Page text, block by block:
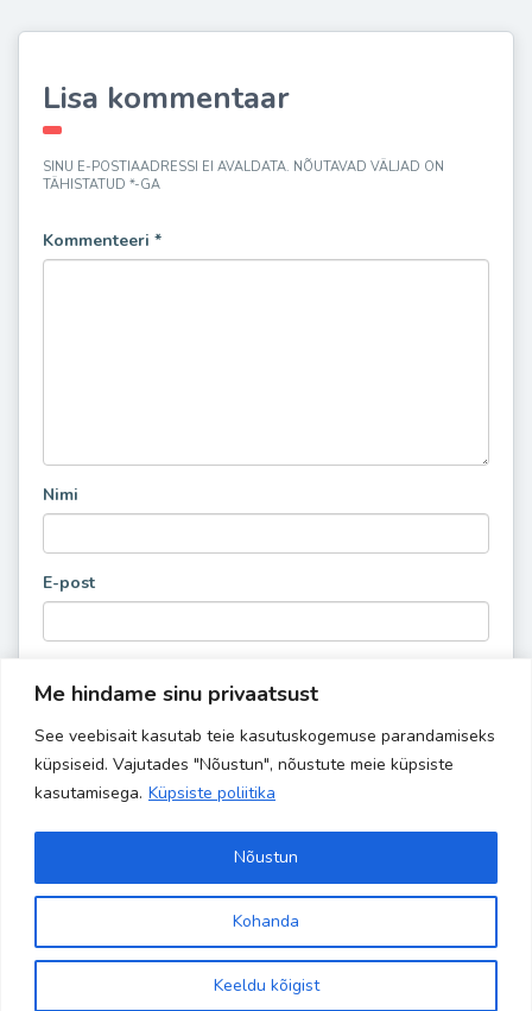
Me hindame sinu privaatsust
See veebisait kasutab teie kasutuskogemuse parandamiseks
küpsiseid. Vajutades "Nõustun", nõustute meie küpsiste
kasutamisega. Küpsiste poliitika
Kohanda
Keeldu kõigist
Nõustun
Lisa kommentaar
SINU E-POSTIAADRESSI EI AVALDATA. NÕUTAVAD VÄLJAD ON
TÄHISTATUD *-GA
Kommenteeri *
Nimi
E-post
Copyright 2024 Banaanisaar | All Rights Reserved | Powered by
Site is using a trial version of the theme. Please enter your
purchase code in theme settings to activate it or
wordpress theme here